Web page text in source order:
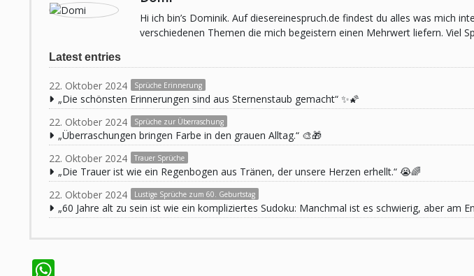
Hi ich bin’s Dominik. Auf diesereinespruch.de findest du alles was mich
verschiedenen Themen die mich begeistern einen Mehrwert liefern. Viel
Latest entries
22. Oktober 2024 Sprüche Erinnerung
„Die schönsten Erinnerungen sind aus Sternenstaub gemacht“ ✨🌠
22. Oktober 2024
Sprüche zur Überraschung
„Überraschungen bringen Farbe in den grauen Alltag.“ 🎨🎁
22. Oktober 2024
Trauer Sprüche
„Die Trauer ist wie ein Regenbogen aus Tränen, der unsere Herzen erhellt.“ 😭🌈
22. Oktober 2024
Lustige Sprüche zum 60. Geburtstag
„60 Jahre alt zu sein ist wie ein kompliziertes Sudoku: Manchmal ist es schwierig, aber am